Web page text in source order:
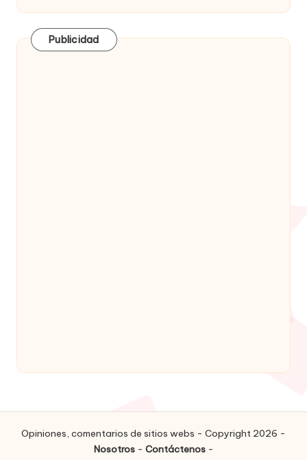
Publicidad
Opiniones, comentarios de sitios webs - Copyright 2026 -
Nosotros- Contáctenos-